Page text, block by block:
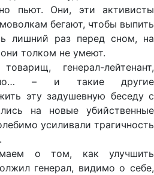
пьют. Они, эти активисты
бегают, чтобы выпить
лишний раз перед сном, на
толком не умеют.
генерал-лейтенант,
– и такие другие
эту задушевную беседу с
на новые убийственные
усиливали трагичность
о том, как улучшить
генерал, видимо о себе,